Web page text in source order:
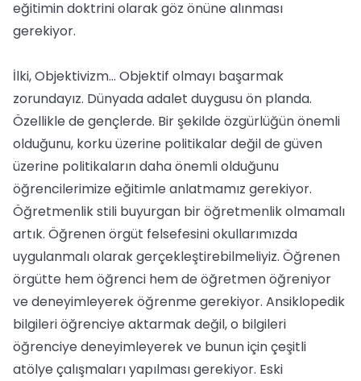
eğitimin doktrini olarak göz önüne alınması
gerekiyor.
İlki, Objektivizm… Objektif olmayı başarmak
zorundayız. Dünyada adalet duygusu ön planda.
Özellikle de gençlerde. Bir şekilde özgürlüğün önemli
olduğunu, korku üzerine politikalar değil de güven
üzerine politikaların daha önemli olduğunu
öğrencilerimize eğitimle anlatmamız gerekiyor.
Öğretmenlik stili buyurgan bir öğretmenlik olmamalı
artık. Öğrenen örgüt felsefesini okullarımızda
uygulanmalı olarak gerçekleştirebilmeliyiz. Öğrenen
örgütte hem öğrenci hem de öğretmen öğreniyor
ve deneyimleyerek öğrenme gerekiyor. Ansiklopedik
bilgileri öğrenciye aktarmak değil, o bilgileri
öğrenciye deneyimleyerek ve bunun için çeşitli
atölye çalışmaları yapılması gerekiyor. Eski